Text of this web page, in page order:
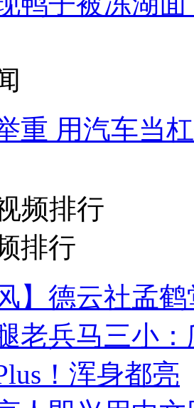
重 用汽车当
频排行
排行
】德云社孟
老兵马三小
！浑身都亮